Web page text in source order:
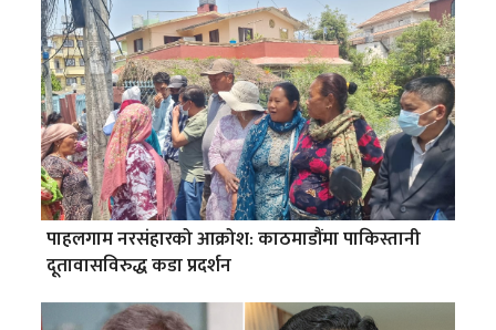
पाहलगाम नरसंहारको आक्रोश: काठमाडौंमा पाकिस्तानी
दूतावासविरुद्ध कडा प्रदर्शन